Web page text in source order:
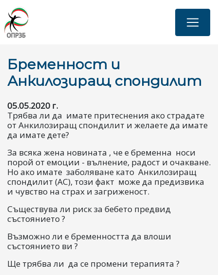
Бременност и
Анкилозиращ спондилит
05.05.2020 г.
Трябва ли да имате притеснения ако страдате
от Анкилозиращ спондилит и желаете да имате
да имате дете?
За всяка жена новината , че е бременна носи
порой от емоции - вълнение, радост и очакване.
Но ако имате заболяване като Анкилозиращ
спондилит (AС), този факт може да предизвика
и чувство на страх и загриженост.
Съществува ли риск за бебето предвид
състоянието ?
Възможно ли е бременността да влоши
състоянието ви ?
Ще трябва ли да се промени терапията ?